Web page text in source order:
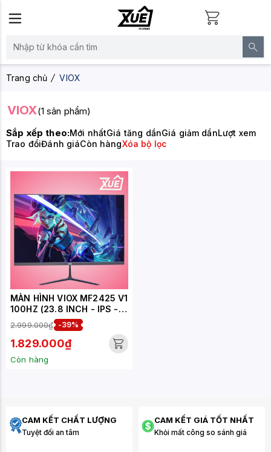
Trang chủ VIOX
VIOX(1 sản phẩm)
Sắp xếp theo:Mới nhấtGiá tăng dầnGiá giảm dầnLượt xem
Trao đổiĐánh giáCòn hàngXóa bộ lọc
MÀN HÌNH VIOX MF2425 V1
100HZ (23.8 INCH - IPS -
FHD - 100HZ)
2.999.000₫ -39%
1.829.000₫
Còn hàng
CAM KẾT CHẤT LƯỢNG
Tuyệt đối an tâm
CAM KẾT GIÁ TỐT NHẤT
Khỏi mất công so sánh giá